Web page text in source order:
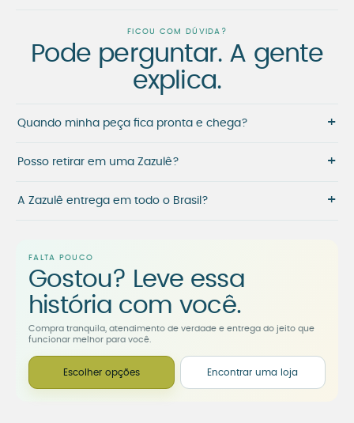
FICOU COM DÚVIDA?
Pode perguntar. A gente
explica.
Quando minha peça fica pronta e chega? +
Posso retirar em uma Zazulê? +
A Zazulê entrega em todo o Brasil? +
FALTA POUCO
Gostou? Leve essa
história com você.
Compra tranquila, atendimento de verdade e entrega do jeito que
funcionar melhor para você.
Escolher opções Encontrar uma loja